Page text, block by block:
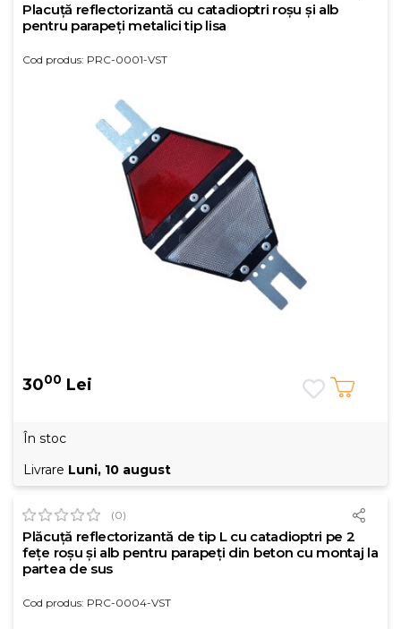
Placuță reflectorizantă cu catadioptri roșu și alb
pentru parapeți metalici tip lisa
Cod produs: PRC-0001-VST
3000 Lei
În stoc
Livrare Luni, 10 august
(0)
Plăcuță reflectorizantă de tip L cu catadioptri pe 2
fețe roșu și alb pentru parapeți din beton cu montaj la
partea de sus
Cod produs: PRC-0004-VST